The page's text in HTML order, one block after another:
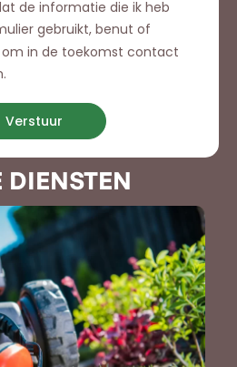
de informatie die ik heb
gebruikt, benut of
om in de toekomst contact
Verstuur
DIENSTEN